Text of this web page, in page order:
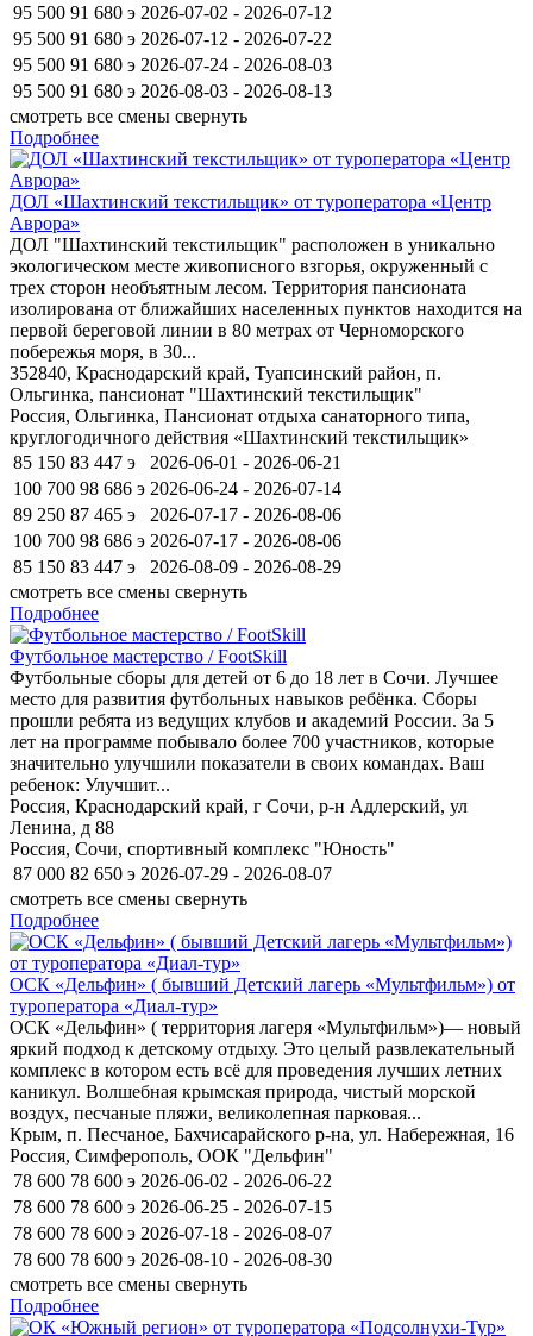
95 500 91 680 э 2026-07-02 - 2026-07-12
95 500 91 680 э 2026-07-12 - 2026-07-22
95 500 91 680 э 2026-07-24 - 2026-08-03
95 500 91 680 э 2026-08-03 - 2026-08-13
смотреть все смены свернуть
Подробнее
ДОЛ «Шахтинский текстильщик» от туроператора «Центр
Аврора»
ДОЛ "Шахтинский текстильщик" расположен в уникально
экологическом месте живописного взгорья, окруженный с
трех сторон необъятным лесом. Территория пансионата
изолирована от ближайших населенных пунктов находится на
первой береговой линии в 80 метрах от Черноморского
побережья моря, в 30...
352840, Краснодарский край, Туапсинский район, п.
Ольгинка, пансионат "Шахтинский текстильщик"
Россия, Ольгинка, Пансионат отдыха санаторного типа,
круглогодичного действия «Шахтинский текстильщик»
85 150 83 447 э
2026-06-01 - 2026-06-21
100 700 98 686 э 2026-06-24 - 2026-07-14
89 250 87 465 э
2026-07-17 - 2026-08-06
100 700 98 686 э 2026-07-17 - 2026-08-06
85 150 83 447 э
2026-08-09 - 2026-08-29
смотреть все смены свернуть
Подробнее
Футбольное мастерство / FootSkill
Футбольные сборы для детей от 6 до 18 лет в Сочи. Лучшее
место для развития футбольных навыков ребёнка. Сборы
прошли ребята из ведущих клубов и академий России. За 5
лет на программе побывало более 700 участников, которые
значительно улучшили показатели в своих командах. Ваш
ребенок: Улучшит...
Россия, Краснодарский край, г Сочи, р-н Адлерский, ул
Ленина, д 88
Россия, Сочи, спортивный комплекс "Юность"
87 000 82 650 э 2026-07-29 - 2026-08-07
смотреть все смены свернуть
Подробнее
ОСК «Дельфин» ( бывший Детский лагерь «Мультфильм») от
туроператора «Диал-тур»
ОСК «Дельфин» ( территория лагеря «Мультфильм»)— новый
яркий подход к детскому отдыху. Это целый развлекательный
комплекс в котором есть всё для проведения лучших летних
каникул. Волшебная крымская природа, чистый морской
воздух, песчаные пляжи, великолепная парковая...
Крым, п. Песчаное, Бахчисарайского р-на, ул. Набережная, 16
Россия, Симферополь, ООК "Дельфин"
78 600 78 600 э 2026-06-02 - 2026-06-22
78 600 78 600 э 2026-06-25 - 2026-07-15
78 600 78 600 э 2026-07-18 - 2026-08-07
78 600 78 600 э 2026-08-10 - 2026-08-30
смотреть все смены свернуть
Подробнее